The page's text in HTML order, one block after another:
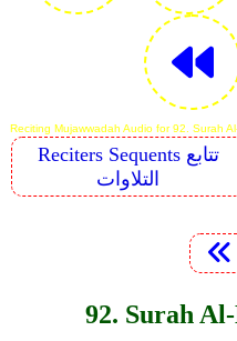
Reciters Sequents تتابع
التلاوات